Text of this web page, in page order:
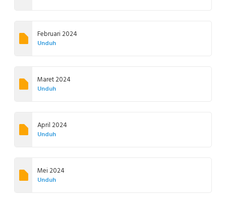
Februari 2024
Unduh
Maret 2024
Unduh
April 2024
Unduh
Mei 2024
Unduh